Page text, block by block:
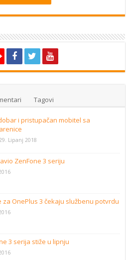
Tagovi
i pristupačan mobitel sa
Lipanj 2018
ZenFone 3 seriju
za OnePlus 3 čekaju službenu potvrdu
3 serija stiže u lipnju